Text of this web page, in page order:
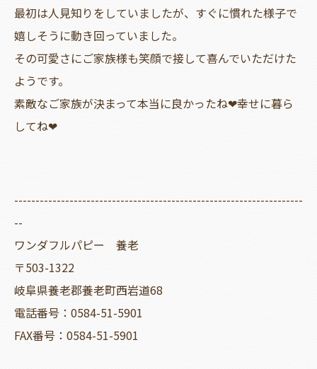
最初は人見知りをしていましたが、すぐに慣れた様子で
嬉しそうに動き回っていました。
その可愛さにご家族様も笑顔で接して喜んでいただけた
ようです。
素敵なご家族が決まって本当に良かったね❤幸せに暮ら
してね❤
--------------------------------------------------------------------
--
ワンダフルパピー 養老
〒503-1322
岐阜県養老郡養老町西岩道68
電話番号：0584-51-5901
FAX番号：0584-51-5901